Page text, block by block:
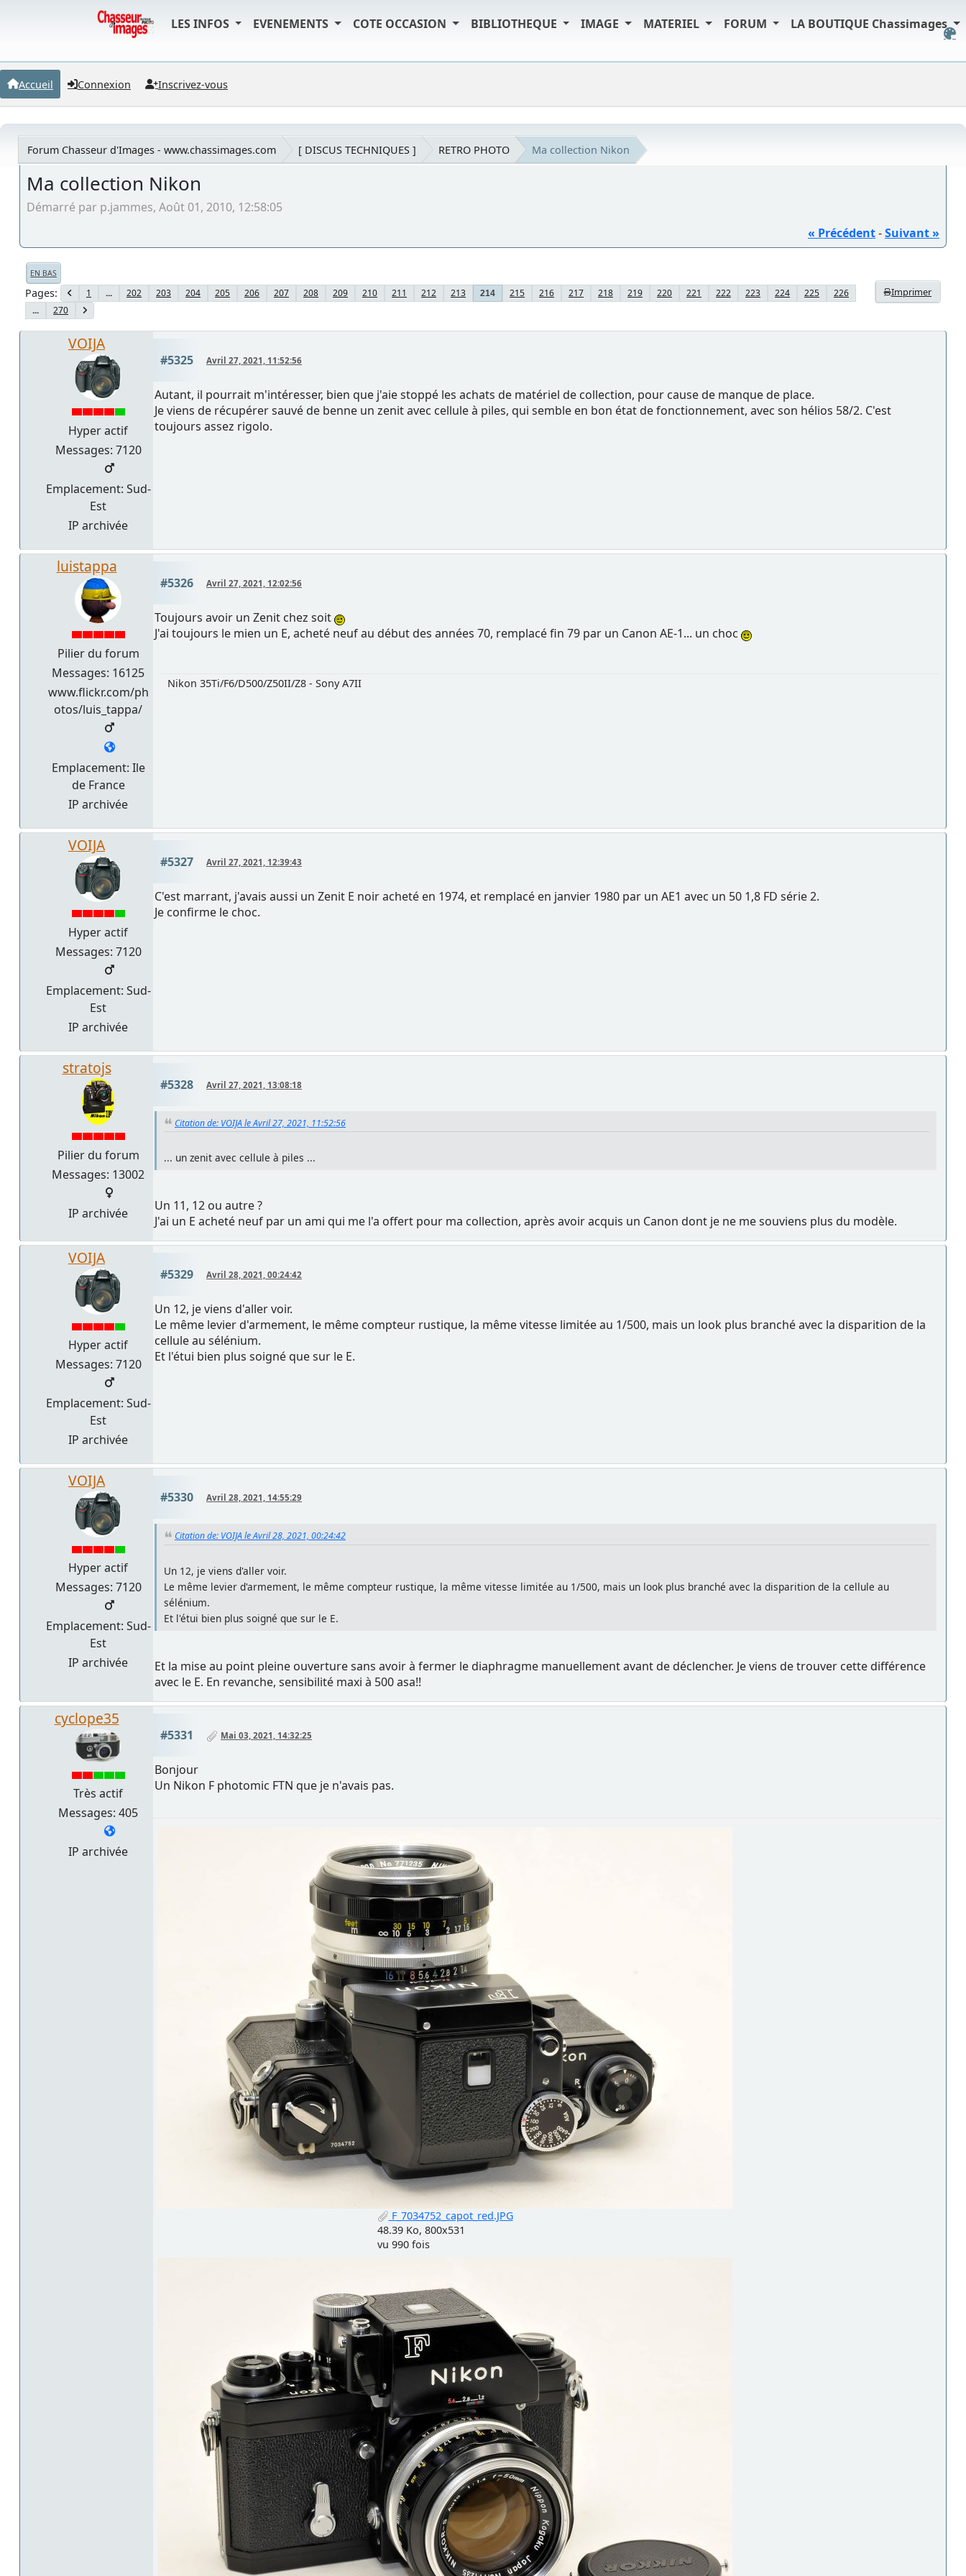
LES INFOS EVENEMENTS COTE OCCASION BIBLIOTHEQUE IMAGE MATERIEL FORUM LA BOUTIQUE Chassimages
Accueil Connexion Inscrivez-vous
Forum Chasseur d'Images - www.chassimages.com [ DISCUS TECHNIQUES ] RETRO PHOTO Ma collection Nikon
Ma collection Nikon
Démarré par p.jammes, Août 01, 2010, 12:58:05
« Précédent-Suivant »
Imprimer
EN BAS
Pages 1 ... 202 203 204 205 206 207 208 209 210 211 212 213 214 215 216 217 218 219 220 221 222 223 224 225
226
...
270
VOIJA
Hyper actif
Messages: 7120
Emplacement: Sud-
Est
IP archivée
#5325 Avril 27, 2021, 11:52:56
Autant, il pourrait m'intéresser, bien que j'aie stoppé les achats de matériel de collection, pour cause de manque de place.
Je viens de récupérer sauvé de benne un zenit avec cellule à piles, qui semble en bon état de fonctionnement, avec son hélios 58/2. C'est
toujours assez rigolo.
luistappa
Pilier du forum
Messages: 16125
www.flickr.com/ph
otos/luis_tappa/
Emplacement: Ile
de France
IP archivée
#5326 Avril 27, 2021, 12:02:56
Toujours avoir un Zenit chez soit
J'ai toujours le mien un E, acheté neuf au début des années 70, remplacé fin 79 par un Canon AE-1... un choc
Nikon 35Ti/F6/D500/Z50II/Z8 - Sony A7II
VOIJA
Hyper actif
Messages: 7120
Emplacement: Sud-
Est
IP archivée
#5327 Avril 27, 2021, 12:39:43
C'est marrant, j'avais aussi un Zenit E noir acheté en 1974, et remplacé en janvier 1980 par un AE1 avec un 50 1,8 FD série 2.
Je confirme le choc.
stratojs
Pilier du forum
Messages: 13002
IP archivée
#5328 Avril 27, 2021, 13:08:18
Citation de: VOIJA le Avril 27, 2021, 11:52:56
... un zenit avec cellule à piles ...
Un 11, 12 ou autre ?
J'ai un E acheté neuf par un ami qui me l'a offert pour ma collection, après avoir acquis un Canon dont je ne me souviens plus du modèle.
VOIJA
Hyper actif
Messages: 7120
Emplacement: Sud-
Est
IP archivée
#5329 Avril 28, 2021, 00:24:42
Un 12, je viens d'aller voir.
Le même levier d'armement, le même compteur rustique, la même vitesse limitée au 1/500, mais un look plus branché avec la disparition de la
cellule au sélénium.
Et l'étui bien plus soigné que sur le E.
VOIJA
Hyper actif
Messages: 7120
Emplacement: Sud-
Est
IP archivée
#5330 Avril 28, 2021, 14:55:29
Citation de: VOIJA le Avril 28, 2021, 00:24:42
Un 12, je viens d'aller voir.
Le même levier d'armement, le même compteur rustique, la même vitesse limitée au 1/500, mais un look plus branché avec la disparition de la cellule au
sélénium.
Et l'étui bien plus soigné que sur le E.
Et la mise au point pleine ouverture sans avoir à fermer le diaphragme manuellement avant de déclencher. Je viens de trouver cette différence
avec le E. En revanche, sensibilité maxi à 500 asa!!
cyclope35
Très actif
Messages: 405
IP archivée
#5331 Mai 03, 2021, 14:32:25
Bonjour
Un Nikon F photomic FTN que je n'avais pas.
F_7034752_capot_red.JPG
48.39 Ko, 800x531
vu 990 fois